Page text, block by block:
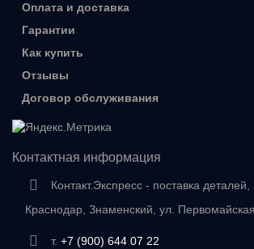
Оплата и доставка
Гарантии
Как купить
Отзывы
Договор обслуживания
Контактная информация
Контакт.Экспресс - поставка
Краснодар, Знаменский, ул.
т. +7 (900) 644 07 22